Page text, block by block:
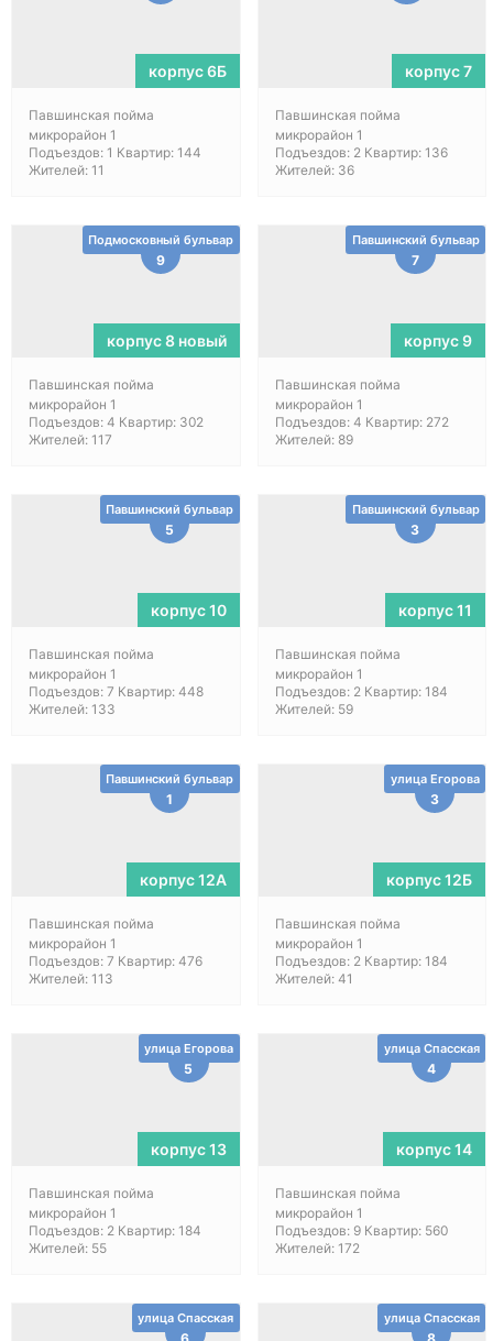
корпус 6Б
Павшинская пойма
микрорайон 1
Подъездов: 1 Квартир: 144
Жителей: 11
корпус 7
Павшинская пойма
микрорайон 1
Подъездов: 2 Квартир: 136
Жителей: 36
Подмосковный бульвар
9
корпус 8 новый
Павшинская пойма
микрорайон 1
Подъездов: 4 Квартир: 302
Жителей: 117
Павшинский бульвар
7
корпус 9
Павшинская пойма
микрорайон 1
Подъездов: 4 Квартир: 272
Жителей: 89
Павшинский бульвар
5
корпус 10
Павшинская пойма
микрорайон 1
Подъездов: 7 Квартир: 448
Жителей: 133
Павшинский бульвар
3
корпус 11
Павшинская пойма
микрорайон 1
Подъездов: 2 Квартир: 184
Жителей: 59
Павшинский бульвар
1
корпус 12А
Павшинская пойма
микрорайон 1
Подъездов: 7 Квартир: 476
Жителей: 113
улица Егорова
3
корпус 12Б
Павшинская пойма
микрорайон 1
Подъездов: 2 Квартир: 184
Жителей: 41
улица Егорова
5
корпус 13
Павшинская пойма
микрорайон 1
Подъездов: 2 Квартир: 184
Жителей: 55
улица Спасская
4
корпус 14
Павшинская пойма
микрорайон 1
Подъездов: 9 Квартир: 560
Жителей: 172
улица Спасская улица Спасская